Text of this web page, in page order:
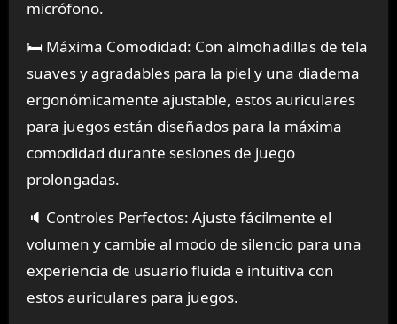
micrófono.
🛏️ Máxima Comodidad: Con almohadillas de tela
suaves y agradables para la piel y una diadema
ergonómicamente ajustable, estos auriculares
para juegos están diseñados para la máxima
comodidad durante sesiones de juego
prolongadas.
🔈 Controles Perfectos: Ajuste fácilmente el
volumen y cambie al modo de silencio para una
experiencia de usuario fluida e intuitiva con
estos auriculares para juegos.